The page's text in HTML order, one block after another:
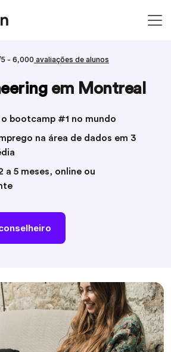
- 6,000 avaliações de alunos
em Montreal
bootcamp #1 no mundo
na área de dados em 3
a 5 meses, online ou